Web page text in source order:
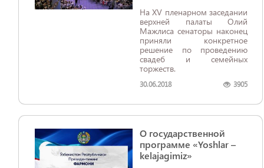
На XV пленарном заседании
верхней палаты Олий
Мажлиса сенаторы наконец
приняли конкретное
решение по проведению
свадеб и семейных
торжеств.
30.06.2018 3905
О государственной
программе «Yoshlar –
kelajagimiz»